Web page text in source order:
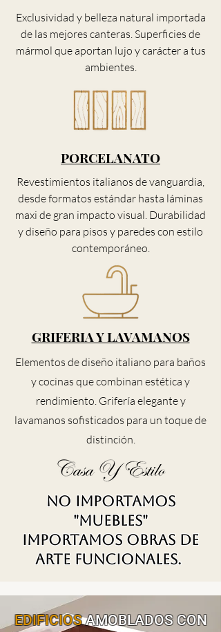
Exclusividad y belleza natural importada
de las mejores canteras. Superficies de
mármol que aportan lujo y carácter a tus
ambientes.
PORCELANATO
Revestimientos italianos de vanguardia,
desde formatos estándar hasta láminas
maxi de gran impacto visual. Durabilidad
y diseño para pisos y paredes con estilo
contemporáneo.
GRIFERIA Y LAVAMANOS
Elementos de diseño italiano para baños
y cocinas que combinan estética y
rendimiento. Grifería elegante y
lavamanos sofisticados para un toque de
distinción.
No importamos
"muebles"
importamos obras de
arte funcionales.
EDIFICIOSAMOBLADOS CON